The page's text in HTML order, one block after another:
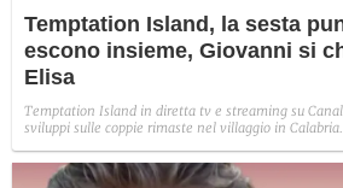
Temptation Island, la sesta
escono insieme, Giovanni si
Elisa
Temptation Island in diretta tv e streaming su
sviluppi sulle coppie rimaste nel villaggio in
Sabrina rifiuta il falò con Giovanni e si avvicina a